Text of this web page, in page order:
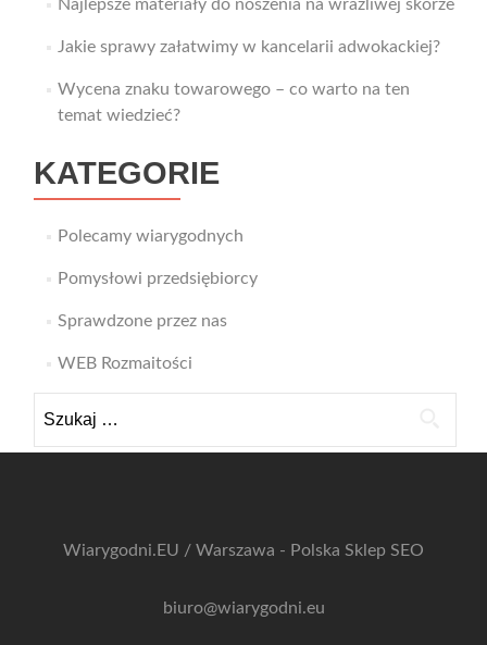
Najlepsze materiały do noszenia na wrażliwej skórze
Jakie sprawy załatwimy w kancelarii adwokackiej?
Wycena znaku towarowego – co warto na ten
temat wiedzieć?
KATEGORIE
Polecamy wiarygodnych
Pomysłowi przedsiębiorcy
Sprawdzone przez nas
WEB Rozmaitości
Wiarygodni.EU / Warszawa - Polska Sklep SEO
biuro@wiarygodni.eu